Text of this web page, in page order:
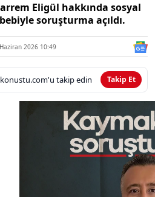
Eligül hakkında sosyal
soruşturma açıldı.
2026 10:49
takip edin Takip Et